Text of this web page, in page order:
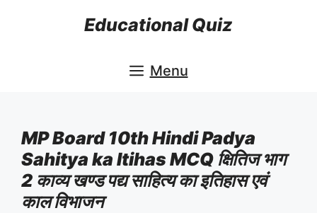
Educational Quiz
Menu
MP Board 10th Hindi Padya
Sahitya ka Itihas MCQ क्षितिज भाग
2 काव्य खण्ड पद्य साहित्य का इतिहास एवं
काल विभाजन